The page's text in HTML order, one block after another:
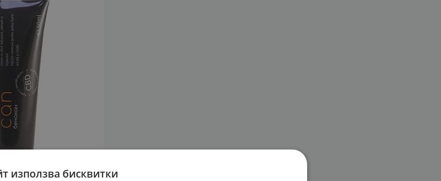
използва бисквитки